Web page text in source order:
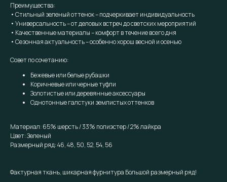
Преимущества:
• Стильный зеленый оттенок – подчеркивает индивидуальность
• Универсальность – от деловых встреч до светских мероприятий
• Качественные материалы – комфорт в течение всего дня
• Сезонная актуальность – особенно хорош весной и осенью
Совет по сочетанию:
Бежевые или белые рубашки
Коричневые или черные туфли
Золотистые или деревянные аксессуары
Однотонные галстуки землистых оттенков
Материал: 65% шерсть / 33% полиэстер / 2% лайкра
Цвет: Зеленый
Размерный ряд: 46, 48, 50, 52, 54, 56
Фактурная ткань, шикарная фурнитура Большой размерный ряд!